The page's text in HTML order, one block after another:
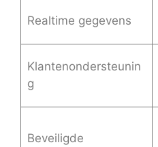
Realtime gegevens
Klantenondersteunin
g
Beveiligde